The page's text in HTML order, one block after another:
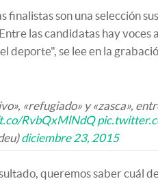
finalistas son una selección
las candidatas hay voces
deporte", se lee en la
«refugiado» y «zasca»,
RvbQxMlNdQ
diciembre 23, 2015
queremos saber cuál